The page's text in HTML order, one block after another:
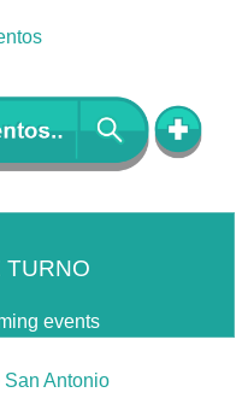
TURNO
events
Antonio